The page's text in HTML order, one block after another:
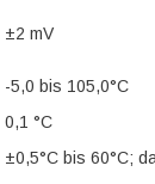
±2 mV
-5,0 bis 105,0°C
0,1 °C
±0,5°C bis 60°C;